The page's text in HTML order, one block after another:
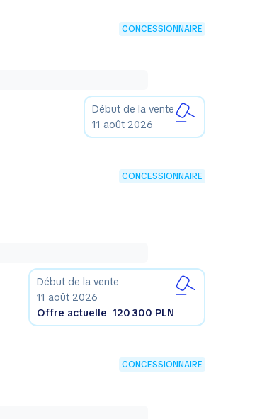
CONCESSIONNAIRE
Début de la vente
11 août 2026
CONCESSIONNAIRE
Début de la vente
11 août 2026
Offre actuelle 120 300 PLN
CONCESSIONNAIRE